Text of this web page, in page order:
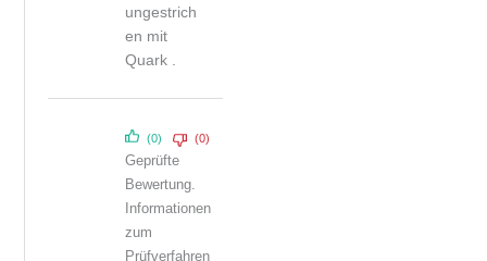
ungestrich
en mit
Quark .
(0) (0)
Geprüfte
Bewertung.
Informationen
zum
Prüfverfahren